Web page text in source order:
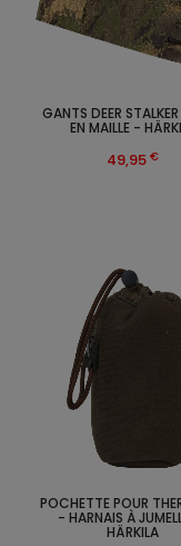
GANTS DEER
EN MAILLE -
49,95 €
POCHETTE POUR
- HARNAIS À
HÄRKILA